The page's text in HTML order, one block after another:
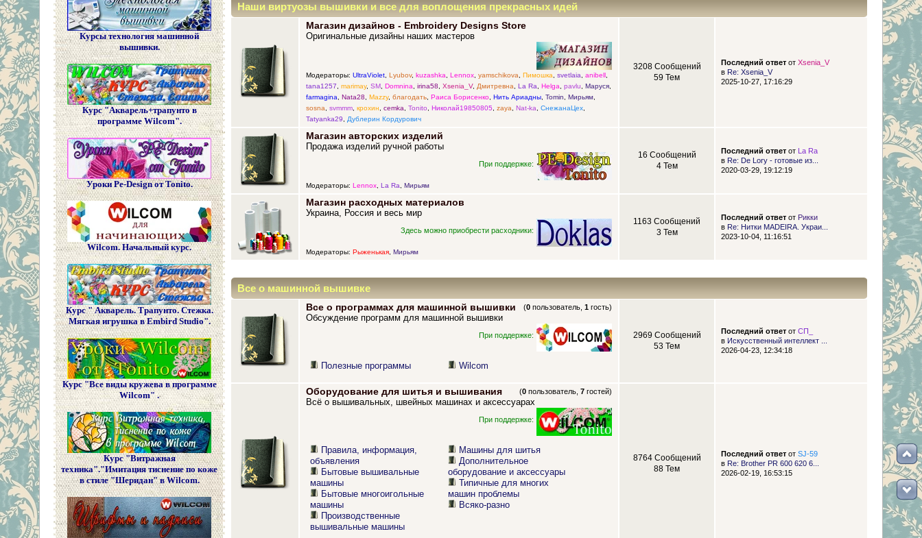
Курсы технология машинной
вышивки.
Курс "Акварель+трапунто в
программе Wilcom".
Уроки Pe-Design от Tonito.
Wilcom. Начальный курс.
Курс " Акварель. Трапунто. Стежка.
Мягкая игрушка в Embird Studio".
Курс "Все виды кружева в программе
Wilcom" .
Курс "Витражная
техника"."Имитация тиснение по коже
в стиле "Шеридан" в Wilcom.
Наши виртуозы вышивки и все для воплощения прекрасных идей
Магазин дизайнов - Embroidery Designs Store
Оригинальные дизайны наших мастеров
Модераторы: UltraViolet, Lyubov, kuzashka, Lennox, yamschikova, Пимошка, svetlaia, anibell,
tana1257, marimay, SM, Domnina, irina58, Xsenia_V, Дмитревна, La Ra, Helga, pavlu, Маруся,
farmagina, Nata28, Mazzy, благодать, Раиса Борисенко, Нить Ариадны, Tomin, Мирьям,
sosna, svmmm, крохин, cemka, Tonito, Николай19850805, zaya, Nat-ka, СнежанаЦех,
Tatyanka29, Дублерин Кордурович
3208 Сообщений
59 Тем
Последний ответот Xsenia_V
в Re: Xsenia_V
2025-10-27, 17:16:29
Магазин авторских изделий
Продажа изделий ручной работы
При поддержке:
Модераторы: Lennox, La Ra, Мирьям
16 Сообщений
4 Тем
Последний ответот
La Ra
в Re: De Lory - готовые из...
2020-03-29, 19:12:19
Магазин расходных материалов
Украина, Россия и весь мир
Здесь можно приобрести расходники:
Модераторы: Рыженькая, Мирьям
1163 Сообщений
3 Тем
Последний ответот Рикки
в Re: Нитки MADEIRA. Украи...
2023-10-04, 11:16:51
Все о машинной вышивке
Все о программах для машинной вышивки (0 пользователь,1 гость)
Обсуждение программ для машинной вышивки
При поддержке:
Полезные программы Wilcom
2969 Сообщений
53 Тем
Последний ответот СП_
в Искусственный интеллект ...
2026-04-23, 12:34:18
Оборудование для шитья и вышивания (0 пользователь,7 гостей)
Всё о вышивальных, швейных машинах и аксессуарах
При поддержке:
Правила, информация,
объявления
Бытовые вышивальные
машины
Бытовые многоигольные
машины
Производственные
вышивальные машины
Машины для шитья
Дополнительное
оборудование и аксессуары
Типичные для многих
машин проблемы
Всяко-разно
8764 Сообщений
88 Тем
Последний ответот SJ-59
в Re: Brother PR 600 620 6...
2026-02-19, 16:53:15